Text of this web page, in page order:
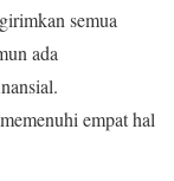
semua
ada
empat hal